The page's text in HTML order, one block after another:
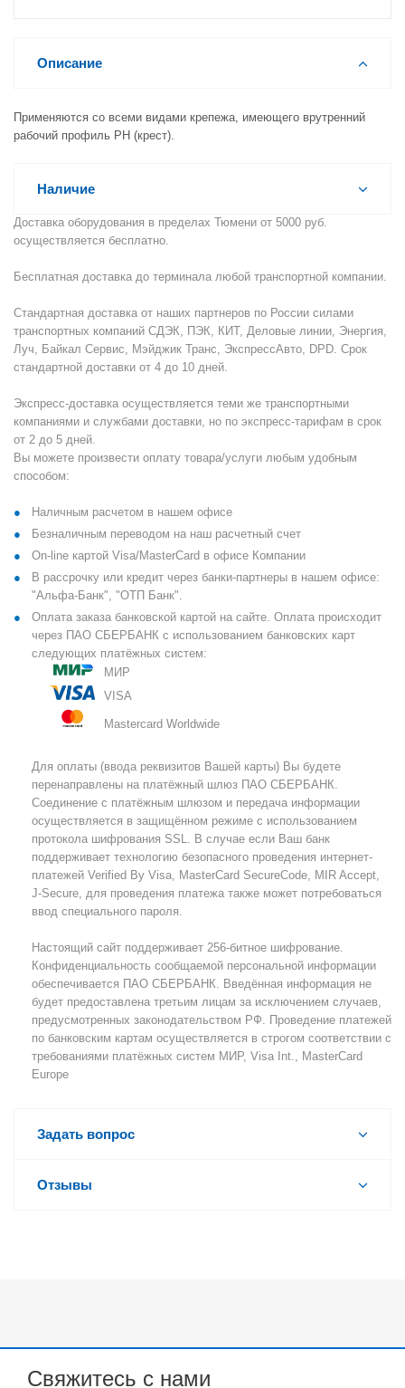
Описание
Применяются со всеми видами крепежа, имеющего врутренний
рабочий профиль РН (крест).
Наличие
Доставка оборудования в пределах Тюмени от 5000 руб.
осуществляется бесплатно.
Бесплатная доставка до терминала любой транспортной компании.
Стандартная доставка от наших партнеров по России силами
транспортных компаний СДЭК, ПЭК, КИТ, Деловые линии, Энергия,
Луч, Байкал Сервис, Мэйджик Транс, ЭкспрессАвто, DPD. Срок
стандартной доставки от 4 до 10 дней.
Экспресс-доставка осуществляется теми же транспортными
компаниями и службами доставки, но по экспресс-тарифам в срок
от 2 до 5 дней.
Вы можете произвести оплату товара/услуги любым удобным
способом:
Наличным расчетом в нашем офисе
Безналичным переводом на наш расчетный счет
On-line картой Visa/MasterCard в офисе Компании
В рассрочку или кредит через банки-партнеры в нашем офисе:
"Альфа-Банк", "ОТП Банк".
Оплата заказа банковской картой на сайте. Оплата происходит
через ПАО СБЕРБАНК с использованием банковских карт
следующих платёжных систем:
МИР
VISA
Mastercard Worldwide
Для оплаты (ввода реквизитов Вашей карты) Вы будете
перенаправлены на платёжный шлюз ПАО СБЕРБАНК.
Соединение с платёжным шлюзом и передача информации
осуществляется в защищённом режиме с использованием
протокола шифрования SSL. В случае если Ваш банк
поддерживает технологию безопасного проведения интернет-
платежей Verified By Visa, MasterCard SecureCode, MIR Accept,
J-Secure, для проведения платежа также может потребоваться
ввод специального пароля.
Настоящий сайт поддерживает 256-битное шифрование.
Конфиденциальность сообщаемой персональной информации
обеспечивается ПАО СБЕРБАНК. Введённая информация не
будет предоставлена третьим лицам за исключением случаев,
предусмотренных законодательством РФ. Проведение платежей
по банковским картам осуществляется в строгом соответствии с
требованиями платёжных систем МИР, Visa Int., MasterCard
Europe
Задать вопрос
Отзывы
Свяжитесь с нами